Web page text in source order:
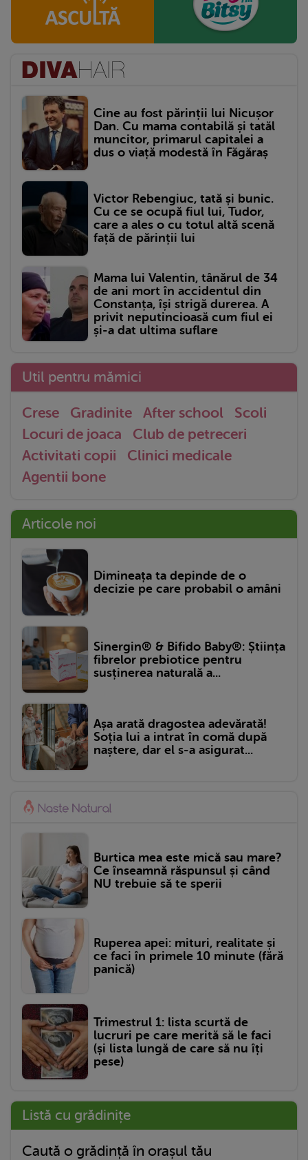
Cine au fost părinții lui Nicușor
Dan. Cu mama contabilă și tatăl
muncitor, primarul capitalei a
dus o viață modestă în Făgăraș
Victor Rebengiuc, tată și bunic.
Cu ce se ocupă fiul lui, Tudor,
care a ales o cu totul altă scenă
față de părinții lui
Mama lui Valentin, tânărul de 34
de ani mort în accidentul din
Constanța, își strigă durerea. A
privit neputincioasă cum fiul ei
și-a dat ultima suflare
Util pentru mămici
Crese Gradinite After school
Scoli
Locuri de joaca
Club de petreceri
Activitati copii
Clinici medicale
Agentii bone
Articole noi
Dimineața ta depinde de o
decizie pe care probabil o amâni
Sinergin® & Bifido Baby®: Știința
fibrelor prebiotice pentru
susținerea naturală a...
Așa arată dragostea adevărată!
Soția lui a intrat în comă după
naștere, dar el s-a asigurat...
Burtica mea este mică sau mare?
Ce înseamnă răspunsul și când
NU trebuie să te sperii
Ruperea apei: mituri, realitate și
ce faci în primele 10 minute (fără
panică)
Trimestrul 1: lista scurtă de
lucruri pe care merită să le faci
(și lista lungă de care să nu îți
pese)
Listă cu grădinițe
Caută o grădință în orașul tău